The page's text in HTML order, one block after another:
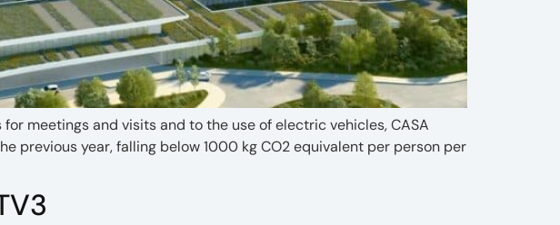
meetings and visits and to the use of electric vehicles, CASA
previous year, falling below 1000 kg CO2 equivalent per person per